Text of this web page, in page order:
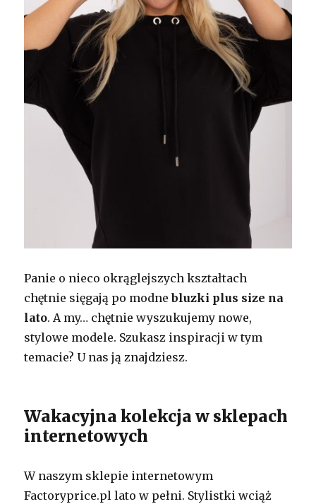
Panie o nieco okrąglejszych kształtach
chętnie sięgają po modnebluzki plus size na
lato. A my… chętnie wyszukujemy nowe,
stylowe modele. Szukasz inspiracji w tym
temacie? U nas ją znajdziesz.
Wakacyjna kolekcja w sklepach
internetowych
W naszym sklepie internetowym
Factoryprice.pl lato w pełni. Stylistki wciąż